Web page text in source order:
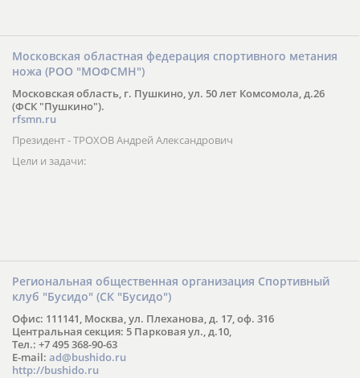
Московская областная федерация спортивного метания
ножа (РОО "МОФСМН")
Московская область, г. Пушкино, ул. 50 лет Комсомола, д.26
(ФСК "Пушкино").
rfsmn.ru
Президент - ТРОХОВ Андрей Александрович
Цели и задачи:
Региональная общественная организация Спортивный
клуб "Бусидо" (СК "Бусидо")
Офис: 111141, Москва, ул. Плеханова, д. 17, оф. 316
Центральная секция: 5 Парковая ул., д.10,
Тел.: +7 495 368-90-63
E-mail: ad@bushido.ru
http://bushido.ru